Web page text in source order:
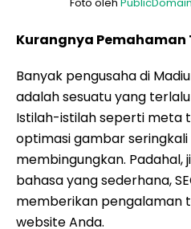
Kurangnya Pemahaman
Banyak pengusaha di
adalah sesuatu yang
Istilah-istilah seperti meta
optimasi gambar
membingungkan. Padahal,
bahasa yang sederhana,
memberikan pengalaman
website Anda.